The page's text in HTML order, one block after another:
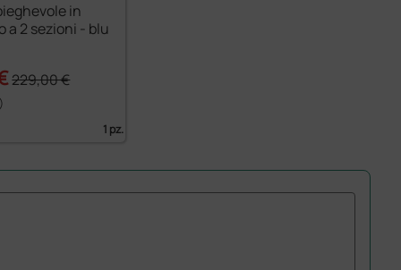
in
a 2 sezioni - blu
229,00 €
1 pz.